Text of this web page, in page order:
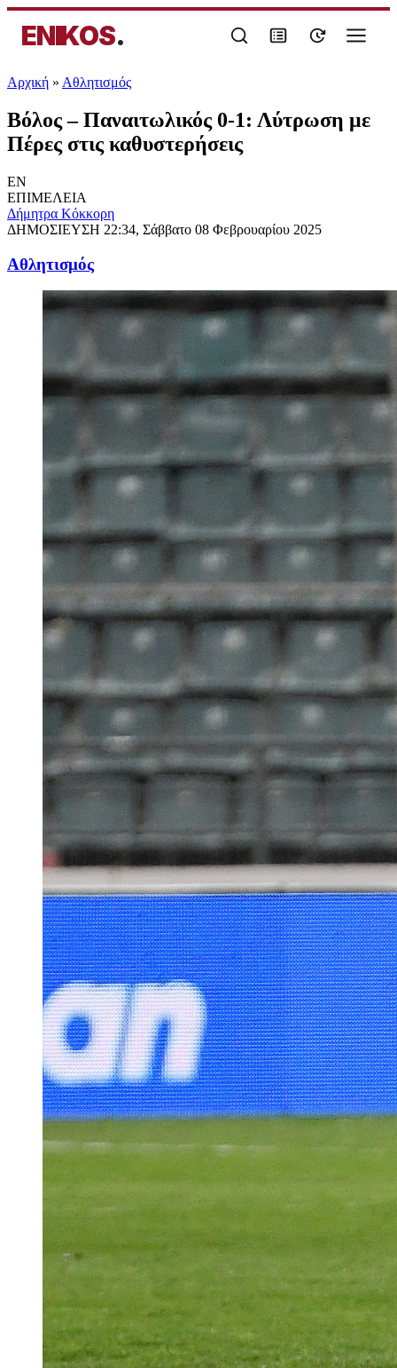
ENIKOS.
Αρχική » Αθλητισμός
Βόλος – Παναιτωλικός 0-1: Λύτρωση με
Πέρες στις καθυστερήσεις
EN
ΕΠΙΜΕΛΕΙΑ
Δήμητρα Κόκκορη
ΔΗΜΟΣΙΕΥΣΗ 22:34, Σάββατο 08 Φεβρουαρίου 2025
Αθλητισμός